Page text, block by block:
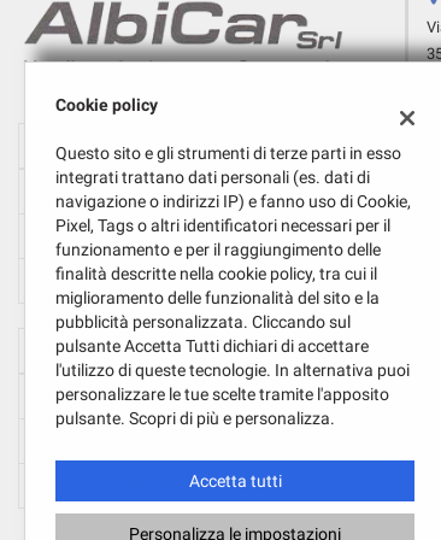
Orario Officina e Carrozzeria:
Lun-Ven: 08:30 - 12:30 / 14:30 - 18:30
Sab: 08:30 - 12:30 / Chiuso
Dom: Chiuso
Orario Ufficio Vendite:
Lun-Ven: 08:30 - 12:30 / 15:00 - 19:00
Cookie policy
Questo sito e gli strumenti di terze parti in esso
integrati trattano dati personali (es. dati di
navigazione o indirizzi IP) e fanno uso di Cookie,
Pixel, Tags o altri identificatori necessari per il
funzionamento e per il raggiungimento delle
finalità descritte nella cookie policy, tra cui il
miglioramento delle funzionalità del sito e la
pubblicità personalizzata. Cliccando sul
pulsante Accetta Tutti dichiari di accettare
l'utilizzo di queste tecnologie. In alternativa puoi
personalizzare le tue scelte tramite l'apposito
pulsante. Scopri di più e personalizza.
Accetta tutti
Personalizza le impostazioni
Cookie delle preferenze
Cookie per il miglioramento dell'esperienza
Cookie analitici
Cookie di marketing
Leggi
la